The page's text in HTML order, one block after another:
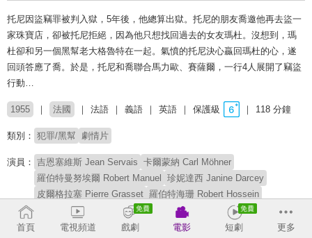
托尼因盜竊罪被判入獄，5年後，他總算出獄。托尼的朋友喬邀他再去盜一
家珠寶店，卻被托尼拒絕，因為他只想找回過去的女友瑪杜。沒想到，瑪
杜卻和另一個黑幫老大格魯特在一起。氣憤的托尼決心贏回瑪杜的心，遂
回頭答應了喬。於是，托尼和喬聯合馬力歐、賽薩爾，一行4人展開了竊盜
行動…
1955 法國 法語 義語 英語 保護級 118 分鐘
類別： 犯罪/黑幫 劇情片
演員： 吉恩塞維斯 Jean Servais 卡爾蒙納 Carl Möhner
羅伯特曼努埃爾 Robert Manuel
珍妮達西 Janine Darcey
皮爾格拉塞 Pierre Grasset 羅伯特海珊 Robert Hossein
馬歇爾盧波維奇 Marcel Lupovici
瑪加麗諾爾 Magali Noël
瑪麗薩本特 Marie Sabouret
克勞德西爾萬 Claude Sylvain
首頁 電視頻道 戲劇 電影 短劇 更多